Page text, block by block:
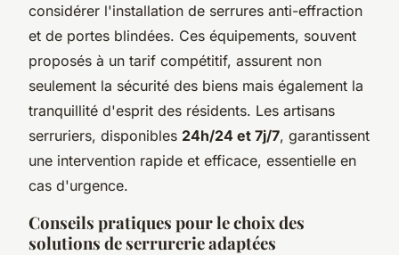
considérer l'installation de serrures anti-effraction
et de portes blindées. Ces équipements, souvent
proposés à un tarif compétitif, assurent non
seulement la sécurité des biens mais également la
tranquillité d'esprit des résidents. Les artisans
serruriers, disponibles 24h/24 et 7j/7, garantissent
une intervention rapide et efficace, essentielle en
cas d'urgence.
Conseils pratiques pour le choix des
solutions de serrurerie adaptées